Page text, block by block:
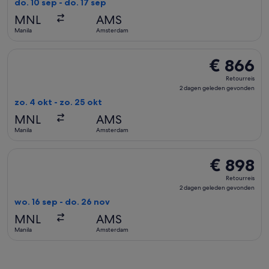
do. 10 sep - do. 17 sep
MNL
Manila
AMS
Amsterdam
€ 866
Retourreis,
2
€ 866
Retourreis
2 dagen geleden gevonden
zo. 4 okt - zo. 25 okt
MNL
Manila
AMS
Amsterdam
€ 898
Retourreis,
2
€ 898
Retourreis
2 dagen geleden gevonden
wo. 16 sep - do. 26 nov
MNL
Manila
AMS
Amsterdam